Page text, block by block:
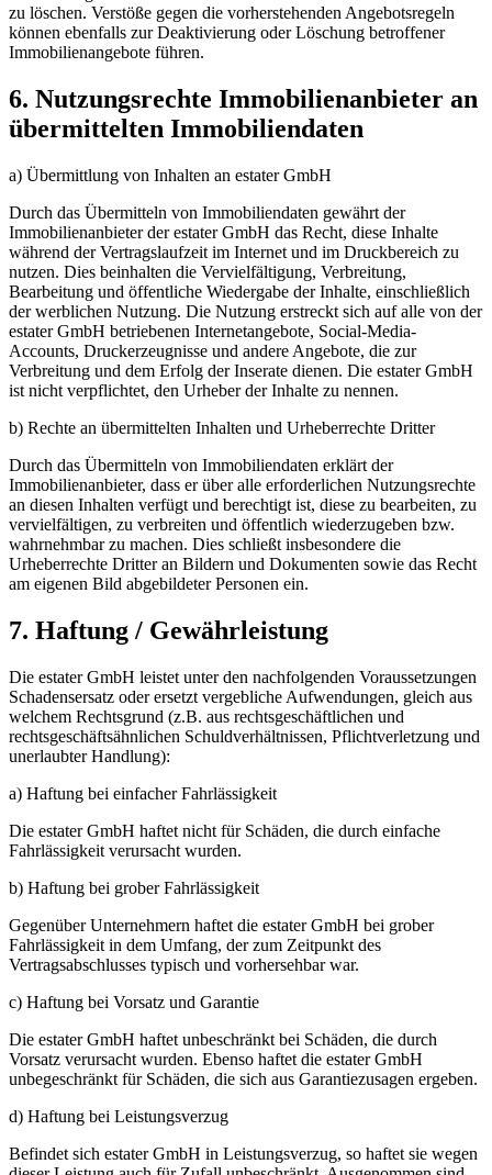
zu löschen. Verstöße gegen die vorherstehenden Angebotsregeln
können ebenfalls zur Deaktivierung oder Löschung betroffener
Immobilienangebote führen.
6. Nutzungsrechte Immobilienanbieter an
übermittelten Immobiliendaten
a) Übermittlung von Inhalten an estater GmbH
Durch das Übermitteln von Immobiliendaten gewährt der
Immobilienanbieter der estater GmbH das Recht, diese Inhalte
während der Vertragslaufzeit im Internet und im Druckbereich zu
nutzen. Dies beinhalten die Vervielfältigung, Verbreitung,
Bearbeitung und öffentliche Wiedergabe der Inhalte, einschließlich
der werblichen Nutzung. Die Nutzung erstreckt sich auf alle von der
estater GmbH betriebenen Internetangebote, Social-Media-
Accounts, Druckerzeugnisse und andere Angebote, die zur
Verbreitung und dem Erfolg der Inserate dienen. Die estater GmbH
ist nicht verpflichtet, den Urheber der Inhalte zu nennen.
b) Rechte an übermittelten Inhalten und Urheberrechte Dritter
Durch das Übermitteln von Immobiliendaten erklärt der
Immobilienanbieter, dass er über alle erforderlichen Nutzungsrechte
an diesen Inhalten verfügt und berechtigt ist, diese zu bearbeiten, zu
vervielfältigen, zu verbreiten und öffentlich wiederzugeben bzw.
wahrnehmbar zu machen. Dies schließt insbesondere die
Urheberrechte Dritter an Bildern und Dokumenten sowie das Recht
am eigenen Bild abgebildeter Personen ein.
7. Haftung / Gewährleistung
Die estater GmbH leistet unter den nachfolgenden Voraussetzungen
Schadensersatz oder ersetzt vergebliche Aufwendungen, gleich aus
welchem Rechtsgrund (z.B. aus rechtsgeschäftlichen und
rechtsgeschäftsähnlichen Schuldverhältnissen, Pflichtverletzung und
unerlaubter Handlung):
a) Haftung bei einfacher Fahrlässigkeit
Die estater GmbH haftet nicht für Schäden, die durch einfache
Fahrlässigkeit verursacht wurden.
b) Haftung bei grober Fahrlässigkeit
Gegenüber Unternehmern haftet die estater GmbH bei grober
Fahrlässigkeit in dem Umfang, der zum Zeitpunkt des
Vertragsabschlusses typisch und vorhersehbar war.
c) Haftung bei Vorsatz und Garantie
Die estater GmbH haftet unbeschränkt bei Schäden, die durch
Vorsatz verursacht wurden. Ebenso haftet die estater GmbH
unbegeschränkt für Schäden, die sich aus Garantiezusagen ergeben.
d) Haftung bei Leistungsverzug
Befindet sich estater GmbH in Leistungsverzug, so haftet sie wegen